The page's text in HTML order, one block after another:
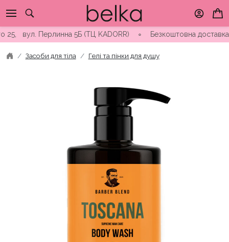
to
content
вул. Перлинна 5Б (ТЦ KADORR) ∘ Безкоштовна доставка від
Засоби для тіла Гелі та пінки для душу